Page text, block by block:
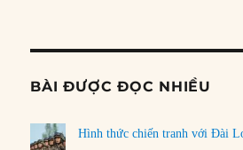
BÀI ĐƯỢC ĐỌC NHIỀU
Hình thức chiến tranh với Đài